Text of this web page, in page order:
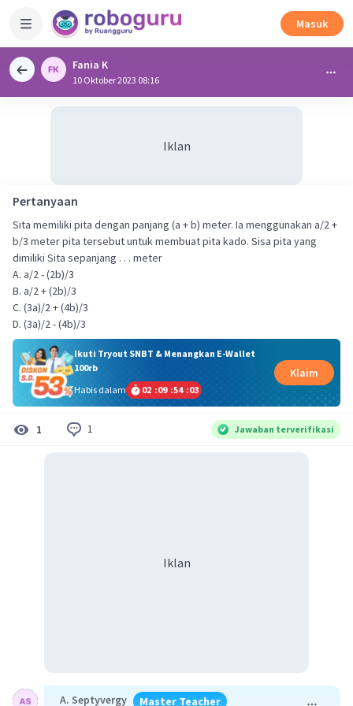
Masuk
Fania K
10 Oktober 2023 08:16
Iklan
Pertanyaan
Sita memiliki pita dengan panjang (a + b) meter. Ia menggunakan a/2 +
b/3 meter pita tersebut untuk membuat pita kado. Sisa pita yang
dimiliki Sita sepanjang . . . meter
A. a/2 - (2b)/3
B. a/2 + (2b)/3
C. (3a)/2 + (4b)/3
D. (3a)/2 - (4b)/3
Ikuti Tryout SNBT & Menangkan E-Wallet
100rb
Habis dalam
02 :09 :54 :03
Klaim
1 1 Jawaban terverifikasi
Iklan
A. Septyvergy Master Teacher